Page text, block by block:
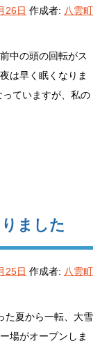
26日 作成者: 八雲町
中の頭の回転がス
は早く眠くなりま
ていますが、私の
ました
25日 作成者: 八雲町
た夏から一転、大雪
場がオープンしま